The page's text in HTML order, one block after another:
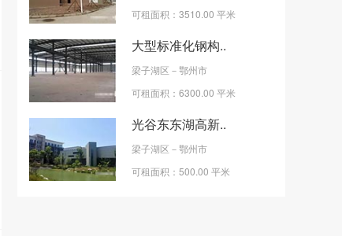
可租面积：3510.00 平米
大型标准化钢构..
梁子湖区 －鄂州市
可租面积：6300.00 平米
光谷东东湖高新..
梁子湖区 －鄂州市
可租面积：500.00 平米